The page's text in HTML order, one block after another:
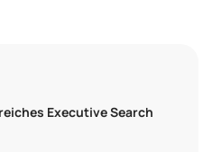
Executive Search